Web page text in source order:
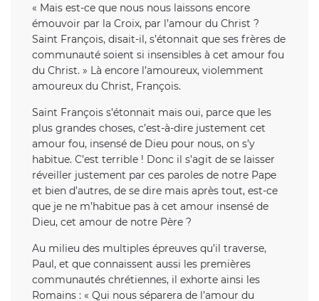
« Mais est-ce que nous nous laissons encore
émouvoir par la Croix, par l’amour du Christ ?
Saint François, disait-il, s’étonnait que ses frères de
communauté soient si insensibles à cet amour fou
du Christ. » Là encore l’amoureux, violemment
amoureux du Christ, François.
Saint François s’étonnait mais oui, parce que les
plus grandes choses, c’est-à-dire justement cet
amour fou, insensé de Dieu pour nous, on s’y
habitue. C’est terrible ! Donc il s’agit de se laisser
réveiller justement par ces paroles de notre Pape
et bien d’autres, de se dire mais après tout, est-ce
que je ne m’habitue pas à cet amour insensé de
Dieu, cet amour de notre Père ?
Au milieu des multiples épreuves qu’il traverse,
Paul, et que connaissent aussi les premières
communautés chrétiennes, il exhorte ainsi les
Romains : « Qui nous séparera de l’amour du